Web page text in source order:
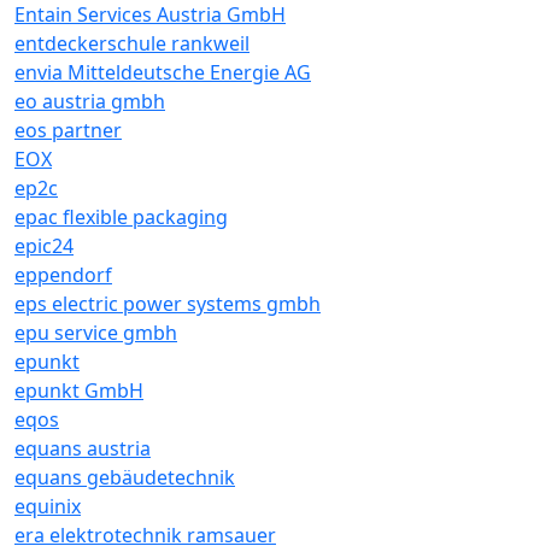
Entain Services Austria GmbH
entdeckerschule rankweil
envia Mitteldeutsche Energie AG
eo austria gmbh
eos partner
EOX
ep2c
epac flexible packaging
epic24
eppendorf
eps electric power systems gmbh
epu service gmbh
epunkt
epunkt GmbH
eqos
equans austria
equans gebäudetechnik
equinix
era elektrotechnik ramsauer